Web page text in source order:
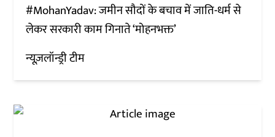
#MohanYadav: जमीन सौदों के बचाव में जाति-धर्म से
लेकर सरकारी काम गिनाते ‘मोहनभक्त’
न्यूज़लॉन्ड्री टीम